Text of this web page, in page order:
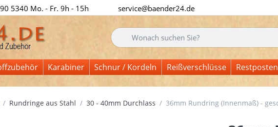
5340 Mo. - Fr. 9h - 15h service@baender24.de
Geben Sie einen Suchbegriff ein. Während Sie
Karabiner Schnur / Kordeln Reißverschlüsse Restposten
Rundringe aus Stahl 30 - 40mm Durchlass 36mm Rundring (Innenmaß) -